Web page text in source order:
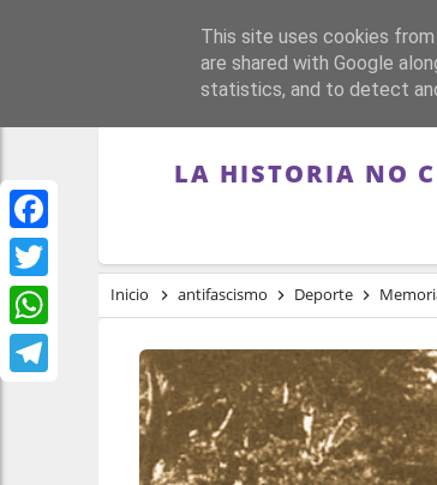
Facebook
Twitter
WhatsApp
PORTADA
LA HISTORIA NO
Inicio antifascismo Deporte
This site uses cookies
are shared with Google
statistics, and to detect